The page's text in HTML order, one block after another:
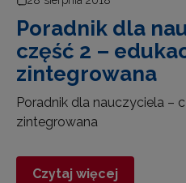
Poradnik dla
część 2 –
zintegrowana
Poradnik dla nauczyciela –
zintegrowana
Czytaj więcej